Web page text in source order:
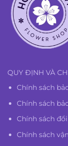
QUY ĐỊNH VÀ
Chính sách
Chính sách
Chính sách
Chính sách